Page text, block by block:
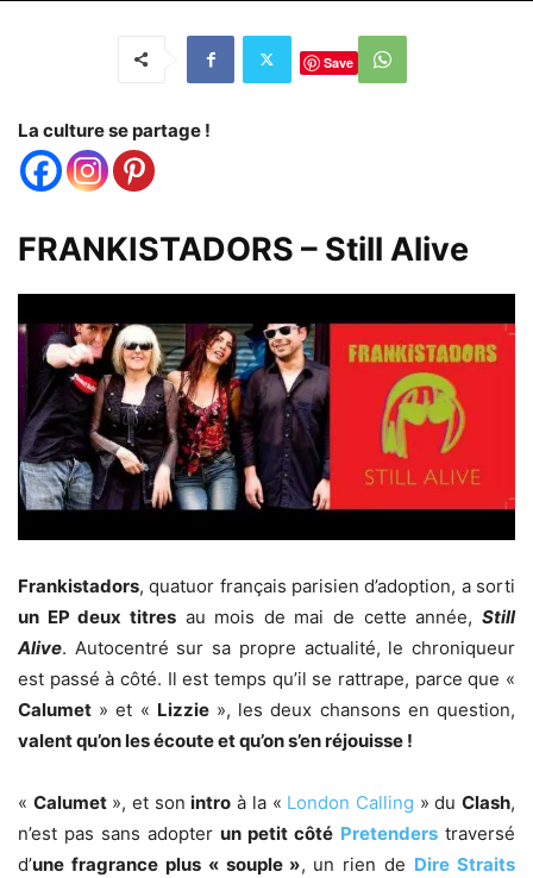
Save
La culture se partage !
FRANKISTADORS – Still Alive
Frankistadors, quatuor français parisien d’adoption, a sorti
un EP deux titresau mois de mai de cette année,Still
Alive. Autocentré sur sa propre actualité, le chroniqueur
est passé à côté. Il est temps qu’il se rattrape, parce que «
Calumet » et « Lizzie», les deux chansons en question,
valent qu’on les écoute et qu’on s’en réjouisse !
« Calumet», et sonintro à la « London Calling » duClash,
n’est pas sans adopter un petit côté Pretenders traversé
d’une fragrance plus « souple », un rien de Dire Straits